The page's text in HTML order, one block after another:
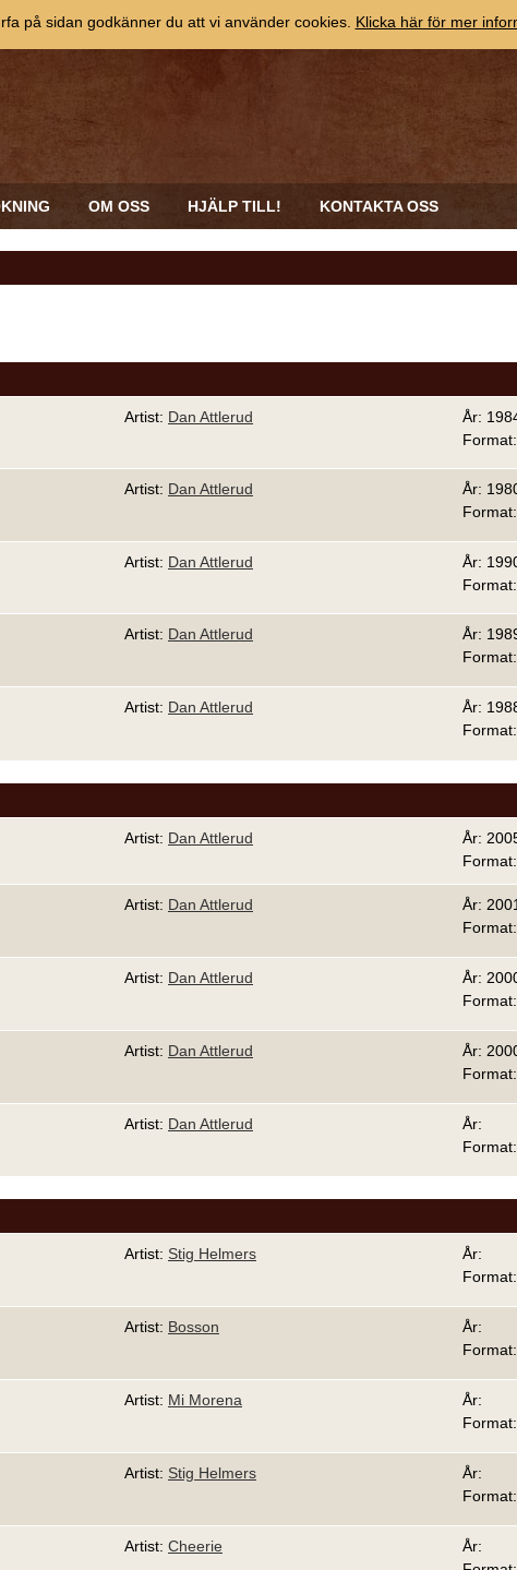
OM OSS HJÄLP TILL! KONTAKTA OSS
Artist: Dan Attlerud
År:
Artist: Dan Attlerud
År:
Artist: Dan Attlerud
År:
Artist: Dan Attlerud
År:
Artist: Dan Attlerud
År:
Artist: Dan Attlerud
År:
Artist: Dan Attlerud
År: 2001
Artist: Dan Attlerud
År:
Artist: Dan Attlerud
År:
Artist: Dan Attlerud
År:
Artist: Stig Helmers
År:
Artist: Bosson
År:
Artist: Mi Morena
År:
Artist: Stig Helmers
År:
Artist: Cheerie
År:
på sidan godkänner du att vi använder cookies. Klicka här för mer